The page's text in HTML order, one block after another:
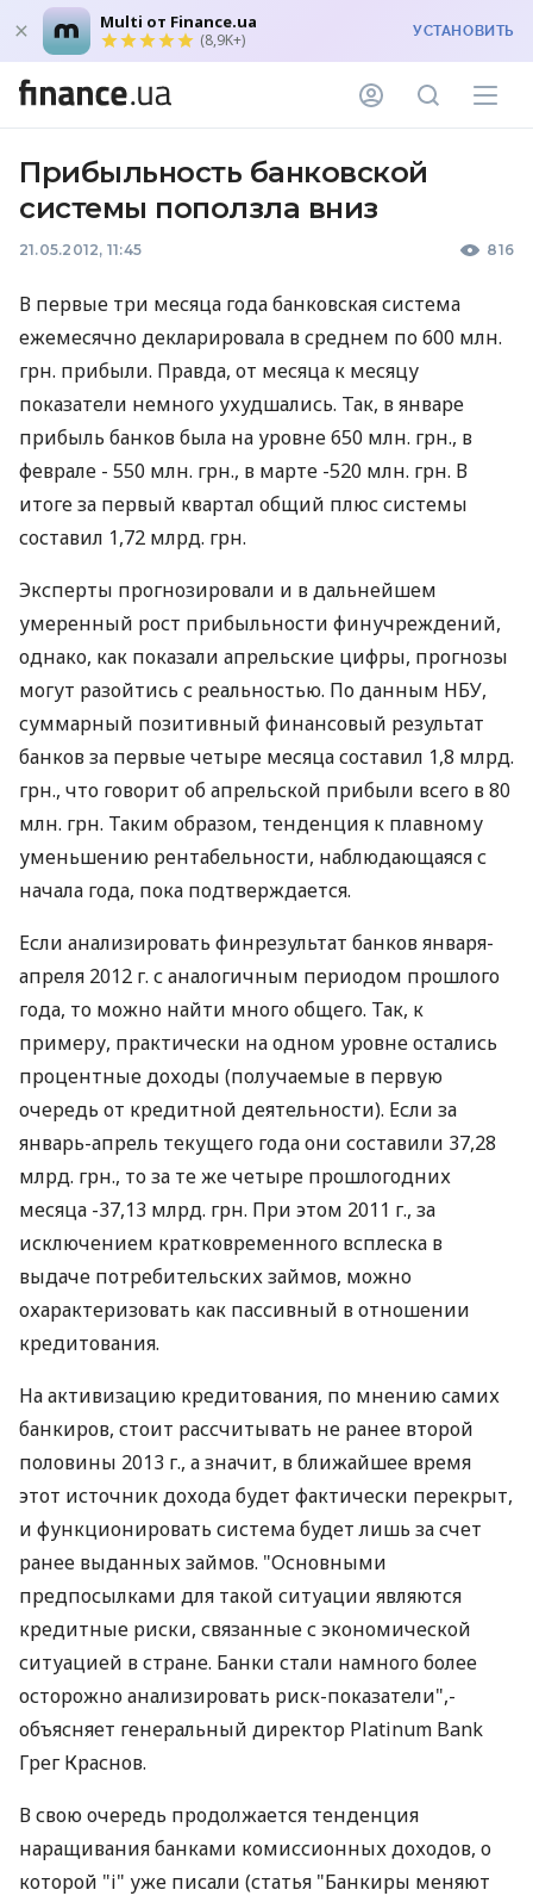
Multi от Finance.ua
(8,9K+) УСТАНОВИТЬ
Прибыльность банковской
системы поползла вниз
21.05.2012, 11:45 816
В первые три месяца года банковская система
ежемесячно декларировала в среднем по 600 млн.
грн. прибыли. Правда, от месяца к месяцу
показатели немного ухудшались. Так, в январе
прибыль банков была на уровне 650 млн. грн., в
феврале - 550 млн. грн., в марте -520 млн. грн. В
итоге за первый квартал общий плюс системы
составил 1,72 млрд. грн.
Эксперты прогнозировали и в дальнейшем
умеренный рост прибыльности финучреждений,
однако, как показали апрельские цифры, прогнозы
могут разойтись с реальностью. По данным НБУ,
суммарный позитивный финансовый результат
банков за первые четыре месяца составил 1,8 млрд.
грн., что говорит об апрельской прибыли всего в 80
млн. грн. Таким образом, тенденция к плавному
уменьшению рентабельности, наблюдающаяся с
начала года, пока подтверждается.
Если анализировать финрезультат банков января-
апреля 2012 г. с аналогичным периодом прошлого
года, то можно найти много общего. Так, к
примеру, практически на одном уровне остались
процентные доходы (получаемые в первую
очередь от кредитной деятельности). Если за
январь-апрель текущего года они составили 37,28
млрд. грн., то за те же четыре прошлогодних
месяца -37,13 млрд. грн. При этом 2011 г., за
исключением кратковременного всплеска в
выдаче потребительских займов, можно
охарактеризовать как пассивный в отношении
кредитования.
На активизацию кредитования, по мнению самих
банкиров, стоит рассчитывать не ранее второй
половины 2013 г., а значит, в ближайшее время
этот источник дохода будет фактически перекрыт,
и функционировать система будет лишь за счет
ранее выданных займов. "Основными
предпосылками для такой ситуации являются
кредитные риски, связанные с экономической
ситуацией в стране. Банки стали намного более
осторожно анализировать риск-показатели",-
объясняет генеральный директор Platinum Bank
Грег Краснов.
В свою очередь продолжается тенденция
наращивания банками комиссионных доходов, о
которой "i" уже писали (статья "Банкиры меняют